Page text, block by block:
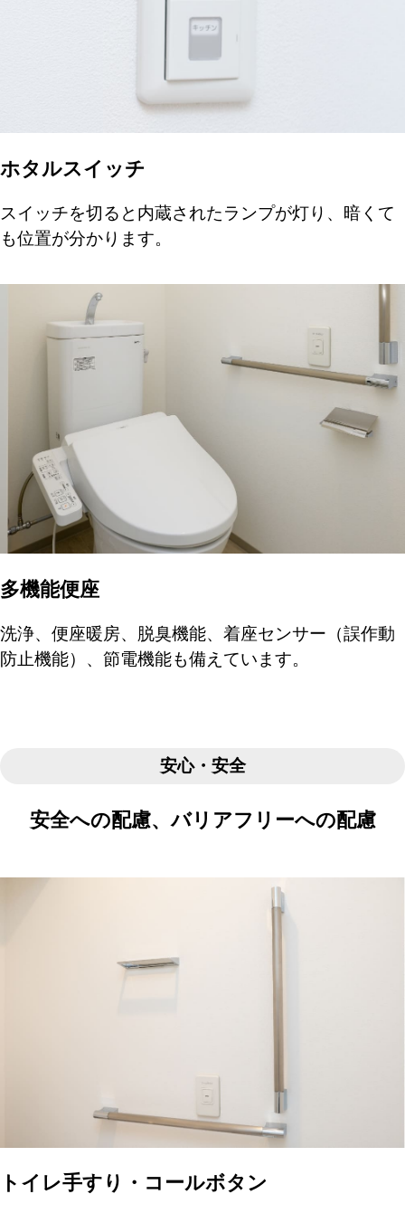
ホタルスイッチ
スイッチを切ると内蔵されたランプが灯り、暗くて
も位置が分かります。
多機能便座
洗浄、便座暖房、脱臭機能、着座センサー（誤作動
防止機能）、節電機能も備えています。
安心・安全
安全への配慮、バリアフリーへの配慮
トイレ手すり・コールボタン